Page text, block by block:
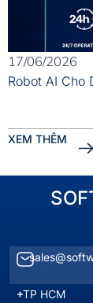
17/06/2026
Robot AI Cho
XEM THÊM
TP HCM